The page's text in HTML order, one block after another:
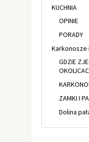
KUCHNIA
OPINIE
PORADY
Karkonosze
GDZIE
ZAMKI I
Dolina